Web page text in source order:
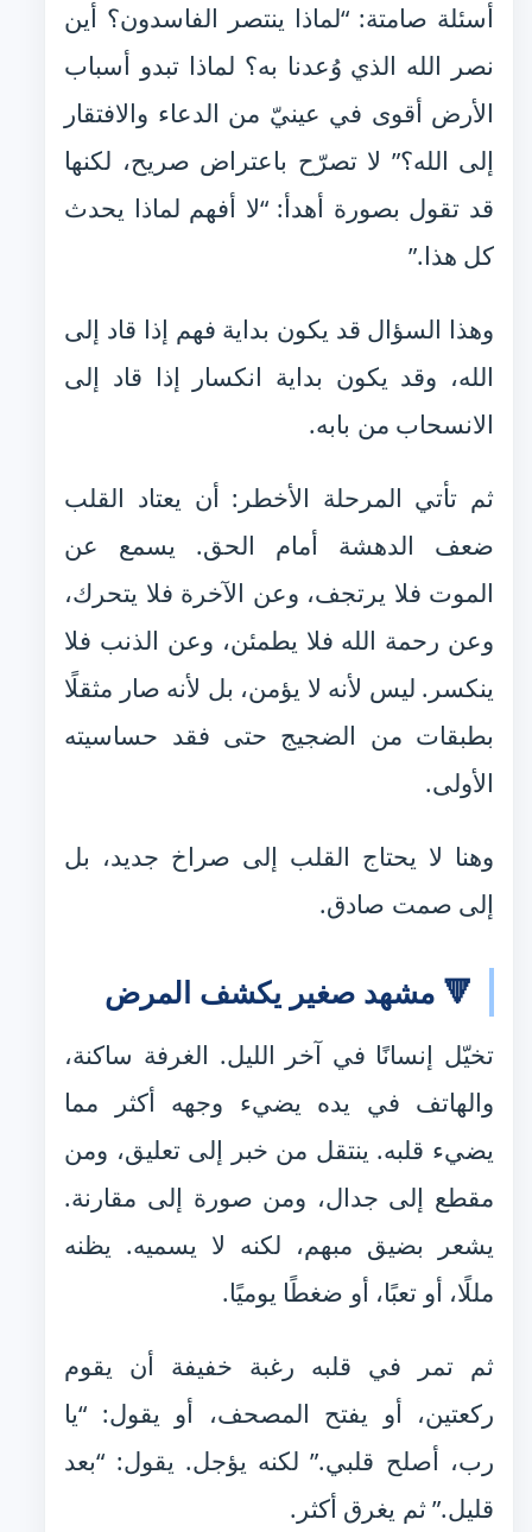
أسئلة صامتة: “لماذا ينتصر الفاسدون؟ أين
نصر الله الذي وُعدنا به؟ لماذا تبدو أسباب
الأرض أقوى في عينيّ من الدعاء والافتقار
إلى الله؟” لا تصرّح باعتراض صريح، لكنها
قد تقول بصورة أهدأ: “لا أفهم لماذا يحدث
كل هذا.”
وهذا السؤال قد يكون بداية فهم إذا قاد إلى
الله، وقد يكون بداية انكسار إذا قاد إلى
الانسحاب من بابه.
ثم تأتي المرحلة الأخطر: أن يعتاد القلب
ضعف الدهشة أمام الحق. يسمع عن
الموت فلا يرتجف، وعن الآخرة فلا يتحرك،
وعن رحمة الله فلا يطمئن، وعن الذنب فلا
ينكسر. ليس لأنه لا يؤمن، بل لأنه صار مثقلًا
بطبقات من الضجيج حتى فقد حساسيته
الأولى.
وهنا لا يحتاج القلب إلى صراخ جديد، بل
إلى صمت صادق.
🔻 مشهد صغير يكشف المرض
تخيّل إنسانًا في آخر الليل. الغرفة ساكنة،
والهاتف في يده يضيء وجهه أكثر مما
يضيء قلبه. ينتقل من خبر إلى تعليق، ومن
مقطع إلى جدال، ومن صورة إلى مقارنة.
يشعر بضيق مبهم، لكنه لا يسميه. يظنه
مللًا، أو تعبًا، أو ضغطًا يوميًا.
ثم تمر في قلبه رغبة خفيفة أن يقوم
ركعتين، أو يفتح المصحف، أو يقول: “يا
رب، أصلح قلبي.” لكنه يؤجل. يقول: “بعد
قليل.” ثم يغرق أكثر.